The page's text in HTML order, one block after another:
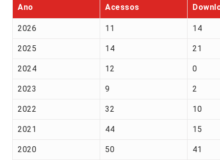
Ano Acessos
2026 11 14
2025 14 21
2024 12 0
2023 9 2
2022 32 10
2021 44 15
2020 50 41